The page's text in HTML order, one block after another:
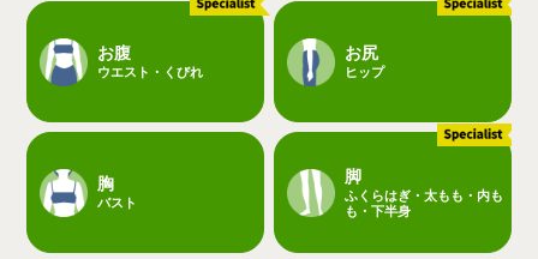
お腹
ウエスト・くびれ
お尻
ヒップ
胸
バスト
脚
ふくらはぎ・太もも・内も
も・下半身